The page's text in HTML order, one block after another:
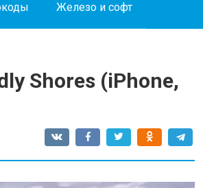
Железо и софт
Shores (iPhone,